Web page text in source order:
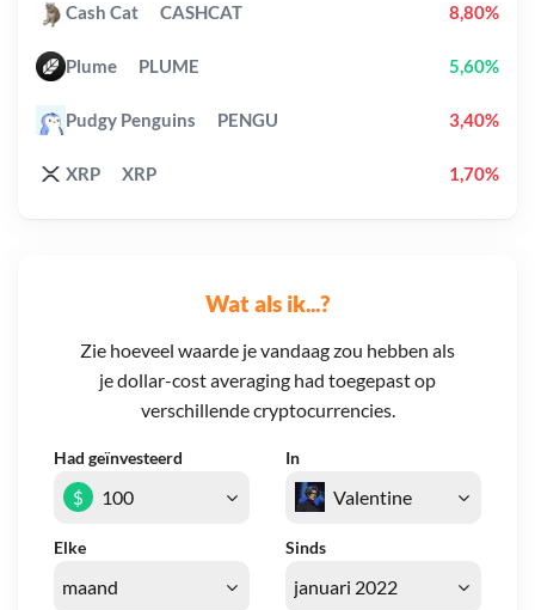
Wat als ik...?
Zie hoeveel waarde je vandaag zou hebben als
je dollar-cost averaging had toegepast op
verschillende cryptocurrencies.
Had geïnvesteerd In
Elke Sinds
$
Cash Cat CASHCAT 8,80%
Plume PLUME 5,60%
Pudgy Penguins PENGU 3,40%
XRP XRP 1,70%